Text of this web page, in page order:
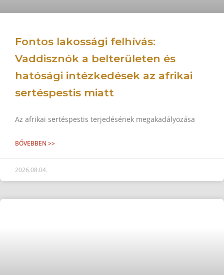
Fontos lakossági felhívás:
Vaddisznók a belterületen és
hatósági intézkedések az afrikai
sertéspestis miatt
Az afrikai sertéspestis terjedésének megakadályozása
BŐVEBBEN >>
2026.08.04.